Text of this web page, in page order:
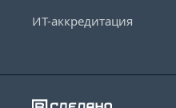
ИТ-аккредитация